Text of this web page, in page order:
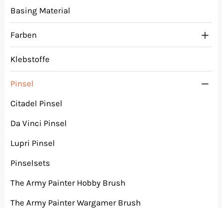
Basing Material
Farben
Klebstoffe
Pinsel
Citadel Pinsel
Da Vinci Pinsel
Lupri Pinsel
Pinselsets
The Army Painter Hobby Brush
The Army Painter Wargamer Brush